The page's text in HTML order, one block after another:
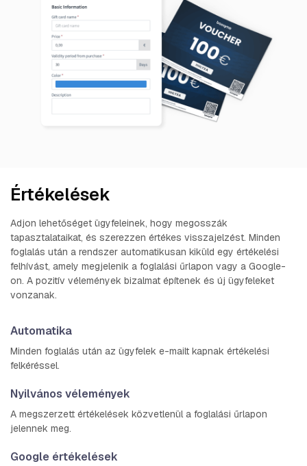
Értékelések
Adjon lehetőséget ügyfeleinek, hogy megosszák
tapasztalataikat, és szerezzen értékes visszajelzést. Minden
foglalás után a rendszer automatikusan kiküld egy értékelési
felhívást, amely megjelenik a foglalási űrlapon vagy a Google-
on. A pozitív vélemények bizalmat építenek és új ügyfeleket
vonzanak.
Automatika
Minden foglalás után az ügyfelek e-mailt kapnak értékelési
felkéréssel.
Nyilvános vélemények
A megszerzett értékelések közvetlenül a foglalási űrlapon
jelennek meg.
Google értékelések